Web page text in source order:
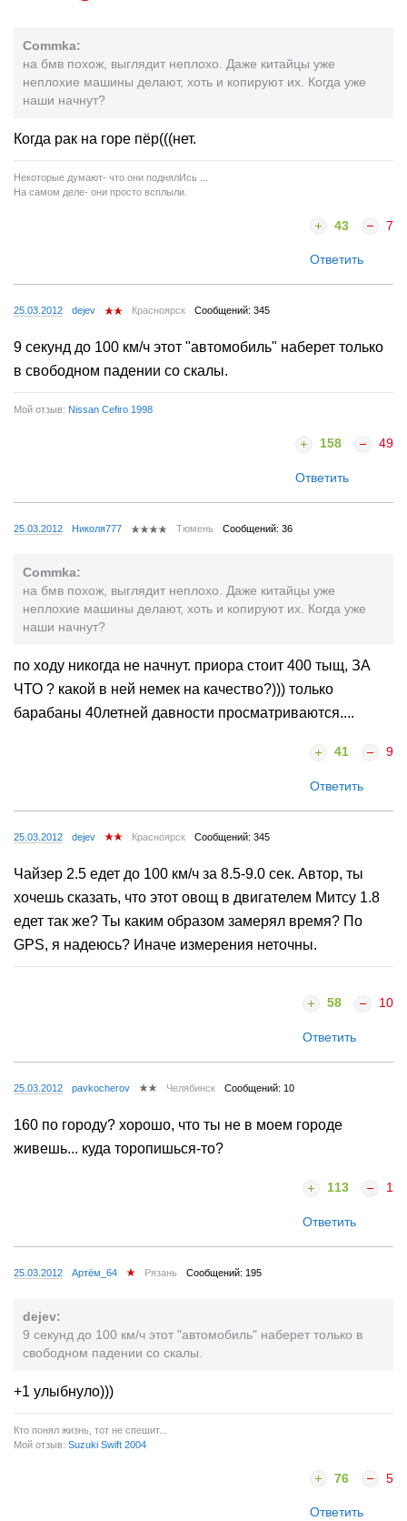
Commka:
на бмв похож, выглядит неплохо. Даже китайцы уже
неплохие машины делают, хоть и копируют их. Когда уже
наши начнут?
Когда рак на горе пёр(((нет.
Некоторые думают- что они поднялИсь ...
На самом деле- они просто всплыли.
43 7
Ответить
25.03.2012 dejev Красноярск Сообщений: 345
9 секунд до 100 км/ч этот "автомобиль" наберет только
в свободном падении со скалы.
Мой отзыв: Nissan Cefiro 1998
158 49
Ответить
25.03.2012 Николя777 Тюмень Сообщений: 36
Commka:
на бмв похож, выглядит неплохо. Даже китайцы уже
неплохие машины делают, хоть и копируют их. Когда уже
наши начнут?
по ходу никогда не начнут. приора стоит 400 тыщ, ЗА
ЧТО ? какой в ней немек на качество?))) только
барабаны 40летней давности просматриваются....
41 9
Ответить
25.03.2012 dejev Красноярск Сообщений: 345
Чайзер 2.5 едет до 100 км/ч за 8.5-9.0 сек. Автор, ты
хочешь сказать, что этот овощ в двигателем Митсу 1.8
едет так же? Ты каким образом замерял время? По
GPS, я надеюсь? Иначе измерения неточны.
58 10
Ответить
25.03.2012 pavkocherov Челябинск Сообщений: 10
160 по городу? хорошо, что ты не в моем городе
живешь... куда торопишься-то?
113 1
Ответить
25.03.2012 Артём_64 Рязань Сообщений: 195
dejev:
9 секунд до 100 км/ч этот "автомобиль" наберет только в
свободном падении со скалы.
+1 улыбнуло)))
Кто понял жизнь, тот не спешит...
Мой отзыв: Suzuki Swift 2004
76 5
Ответить